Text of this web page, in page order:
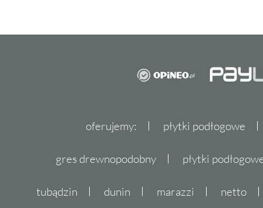
oferujemy: płytki podłogowe
gres drewnopodobny płytki
tubądzin dunin marazzi netto